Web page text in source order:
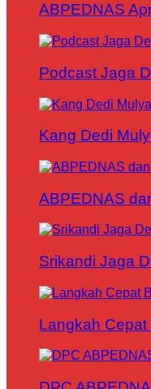
ABPEDNAS
Podcast Jaga
Kang Dedi
ABPEDNAS
Srikandi Jaga
Langkah